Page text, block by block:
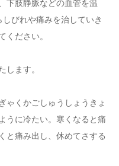
下肢静脈などの血管を温
びれや痛みを治していき
ください。
します。
ゃくかごしゅうしょうきょ
うに冷たい。寒くなると痛
と痛み出し、休めてさする